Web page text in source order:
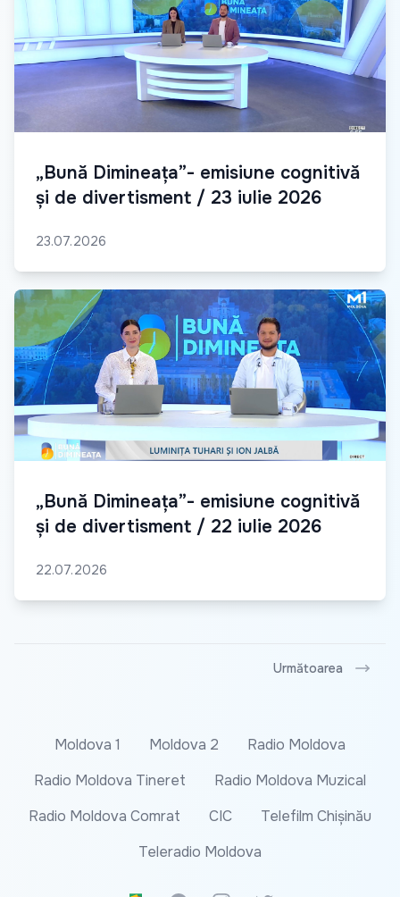
„Bună Dimineața”- emisiune cognitivă
și de divertisment / 23 iulie 2026
23.07.2026
„Bună Dimineața”- emisiune cognitivă
și de divertisment / 22 iulie 2026
22.07.2026
Următoarea
Moldova 1 Moldova 2
Radio Moldova
Radio Moldova Tineret
Radio Moldova Muzical
Radio Moldova Comrat
CIC
Telefilm Chișinău
Teleradio Moldova